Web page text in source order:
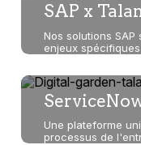
SAP x
Nos solutions
enjeux spécifiques
Une plateforme
processus de